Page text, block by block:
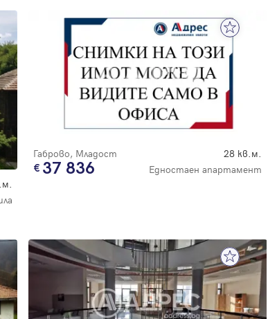
Габрово, Младост 28 кв.м.
37 836 Едностаен апартамент